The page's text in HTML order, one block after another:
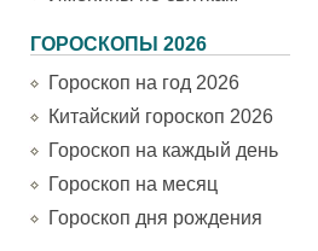
ГОРОСКОПЫ 2026
Гороскоп на год 2026
Китайский гороскоп 2026
Гороскоп на каждый день
Гороскоп на месяц
Гороскоп дня рождения